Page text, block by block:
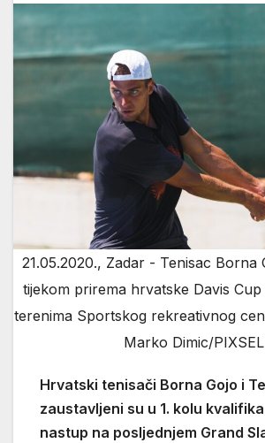
21.05.2020., Zadar - Tenisac Borna
tijekom prirema hrvatske Davis
terenima Sportskog rekreativnog
Marko Dimic/
Hrvatski tenisači Borna Gojo i
zaustavljeni su u 1. kolu
nastup na posljednjem Grand